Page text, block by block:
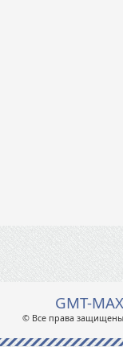
GMT-MAX
© Все права защищены